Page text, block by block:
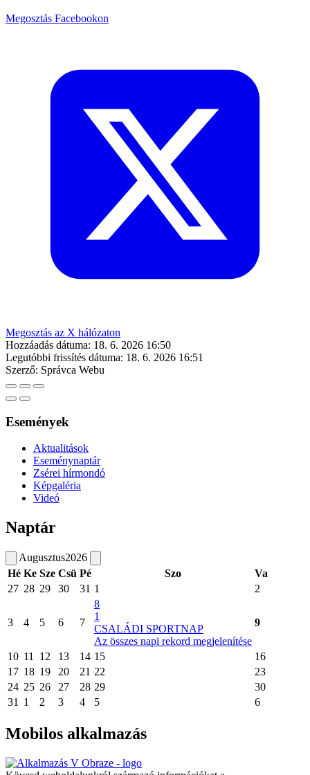
Megosztás Facebookon
Megosztás az X hálózaton
Hozzáadás dátuma: 18. 6. 2026 16:50
Legutóbbi frissítés dátuma: 18. 6. 2026 16:51
Szerző: Správca Webu
Események
Aktualitások
Eseménynaptár
Zsérei hírmondó
Képgaléria
Videó
Naptár
Augusztus2026
Hé Ke Sze Csü Pé Szo
Va
27 28 29 30 31 1 2
3 4 5 6 7
8
1
CSALÁDI SPORTNAP
Az összes napi rekord megjelenítése
9
10 11 12 13 14 15
16
17 18 19 20 21 22
23
24 25 26 27 28 29
30
31
1 2 3 4 5 6
Mobilos alkalmazás